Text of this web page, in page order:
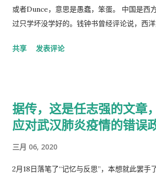
或者Dunce，意思是愚蠢，笨蛋。 中国是西
过只学坏没学好的。钱钟书曾经评论说，西洋
不是老师往学生头上戴，而是学生往老师头上
共享 发表评论
据传，这是任志强的文章
应对武汉肺炎疫情的错误
三月 06, 2020
2月18日落笔了“记忆与反思”，本想就此罢手